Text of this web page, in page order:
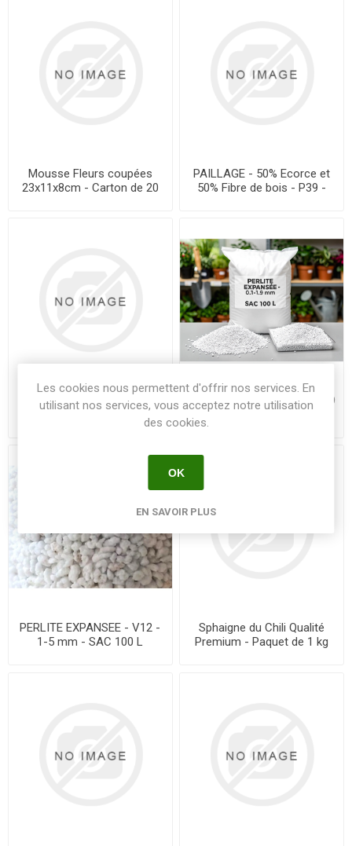
Mousse Fleurs coupées
23x11x8cm - Carton de 20
PAILLAGE - 50% Ecorce et
50% Fibre de bois - P39 -
PAILLAGE - 70% Chips de
coco 30% tourbe de coco -
PERLITE EXPANSEE - 0.1-1.9
PERLITE EXPANSEE - V12 -
1-5 mm - SAC 100 L
Sphaigne du Chili Qualité
Premium - Paquet de 1 kg
Les cookies nous permettent d'offrir nos services. En
utilisant nos services, vous acceptez notre utilisation
des cookies.
OK
EN SAVOIR PLUS